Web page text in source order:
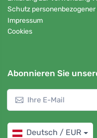
Schutz personenbezogener
Impressum
Cookies
Abonnieren Sie
Deutsch / EUR